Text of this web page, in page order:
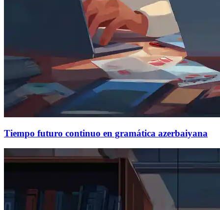
Tiempo futuro continuo en gramática azerbaiyana